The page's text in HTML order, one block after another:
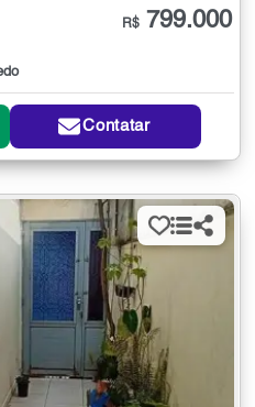
R$ 799.000
Contatar